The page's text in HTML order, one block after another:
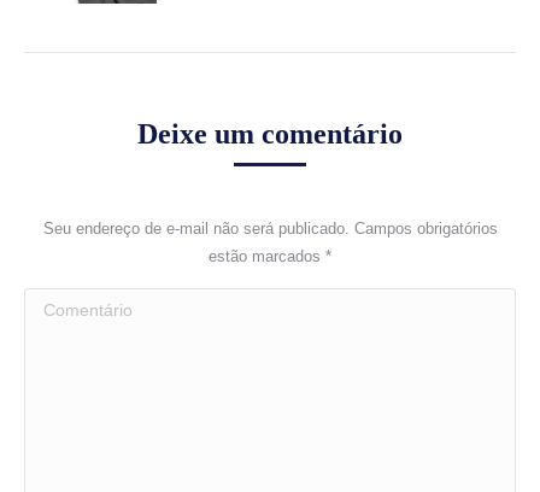
Deixe um comentário
Seu endereço de e-mail não será publicado. Campos obrigatórios
estão marcados *
Comentário